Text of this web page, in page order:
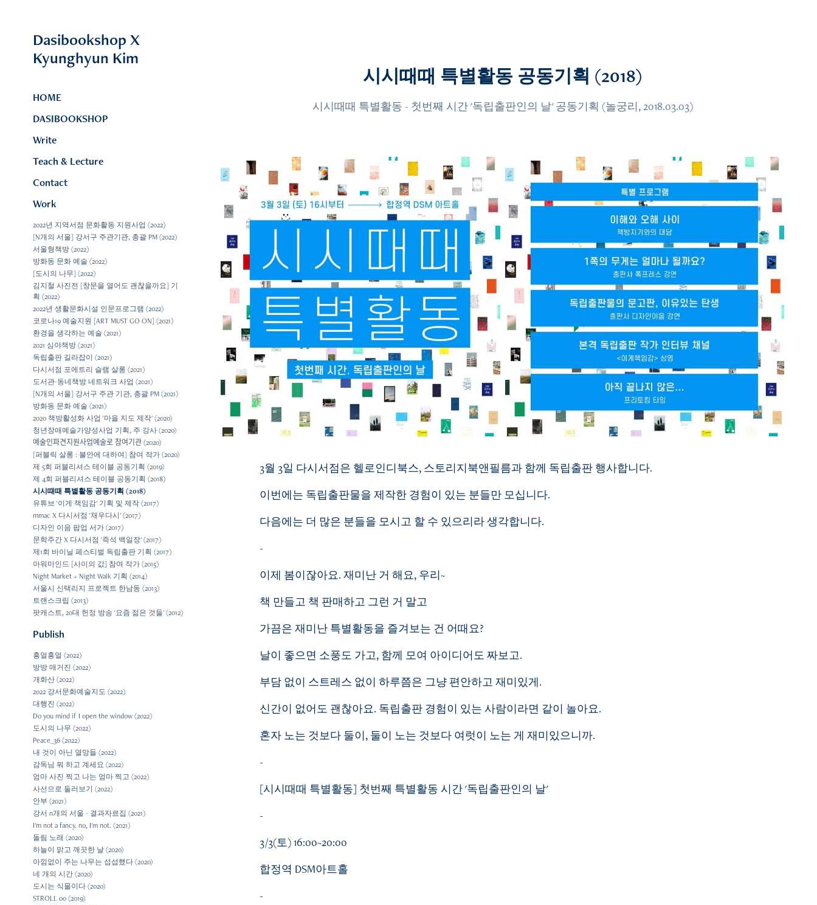
Dasibookshop X
Kyunghyun Kim
HOME
DASIBOOKSHOP
Write
Teach & Lecture
Contact
Work
2022년 지역서점 문화활동 지원사업 (2022)
[N개의 서울] 강서구 주관기관, 총괄 PM (2022)
서울형책방 (2022)
방화동 문화 예술 (2022)
[도시의 나무] (2022)
김지철 사진전 [창문을 열어도 괜찮을까요] 기
획 (2022)
2022년 생활문화시설 인문프로그램 (2022)
코로나19 예술지원 [ART MUST GO ON] (2021)
환경을 생각하는 예술 (2021)
2021 심야책방 (2021)
독립출판 길라잡이 (2021)
다시서점 포에트리 슬램 살롱 (2021)
도서관-동네책방 네트워크 사업 (2021)
[N개의 서울] 강서구 주관 기관, 총괄 PM (2021)
방화동 문화 예술 (2021)
2020 책방활성화 사업 '마을 지도 제작' (2020)
청년장애예술가양성사업 기획, 주 강사 (2020)
예술인파견지원사업예술로 참여기관 (2020)
[퍼블릭 살롱 : 불안에 대하여] 참여 작가 (2020)
제 5회 퍼블리셔스 테이블 공동기획 (2019)
제 4회 퍼블리셔스 테이블 공동기획 (2018)
시시때때 특별활동 공동기획 (2018)
유튜브 '이게 책임감' 기획 및 제작 (2017)
mmac X 다시서점 '채우다시' (2017)
디자인 이음 팝업 서가 (2017)
문학주간 X 다시서점 '즉석 백일장' (2017)
제1회 바이닐 페스티벌 독립출판 기획 (2017)
아워마인드 [사이의 값] 참여 작가 (2015)
Night Market + Night Walk 기획 (2014)
서울시 신택리지 프로젝트 한남동 (2013)
트랜스크립 (2013)
팟캐스트, 20대 헌정 방송 '요즘 젊은 것들' (2012)
Publish
흥얼흥얼 (2022)
방방 매거진 (2022)
개화산 (2022)
2022 강서문화예술지도 (2022)
대행진 (2022)
Do you mind if I open the window (2022)
도시의 나무 (2022)
Peace_36 (2022)
내 것이 아닌 열망들 (2022)
감독님 뭐 하고 계세요 (2022)
엄마 사진 찍고 나는 엄마 찍고 (2022)
사선으로 둘러보기 (2022)
안부 (2021)
강서 n개의 서울 - 결과자료집 (2021)
I'm not a fancy. no, I'm not. (2021)
돌림 노래 (2020)
하늘이 맑고 깨끗한 날 (2020)
아낌없이 주는 나무는 섭섭했다 (2020)
네 개의 시간 (2020)
도시는 식물이다 (2020)
STROLL 00 (2019)
시시때때 특별활동 공동기획 (2018)
시시때때 특별활동 - 첫번째 시간 '독립출판인의 날' 공동기획 (놀궁리, 2018.03.03)
3월 3일 다시서점은 헬로인디북스, 스토리지북앤필름과 함께 독립출판 행사합니다.
이번에는 독립출판물을 제작한 경험이 있는 분들만 모십니다.
다음에는 더 많은 분들을 모시고 할 수 있으리라 생각합니다.
-
이제 봄이잖아요. 재미난 거 해요, 우리~
책 만들고 책 판매하고 그런 거 말고
가끔은 재미난 특별활동을 즐겨보는 건 어때요?
날이 좋으면 소풍도 가고, 함께 모여 아이디어도 짜보고.
부담 없이 스트레스 없이 하루쯤은 그냥 편안하고 재미있게.
신간이 없어도 괜찮아요. 독립출판 경험이 있는 사람이라면 같이 놀아요.
혼자 노는 것보다 둘이, 둘이 노는 것보다 여럿이 노는 게 재미있으니까.
-
[시시때때 특별활동] 첫번째 특별활동 시간 '독립출판인의 날'
-
3/3(토) 16:00~20:00
합정역 DSM아트홀
-